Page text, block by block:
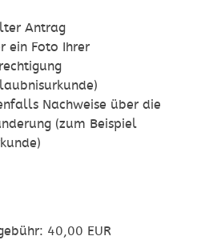
Antrag
ein Foto Ihrer
Nachweise über die
(zum Beispiel
40,00 EUR